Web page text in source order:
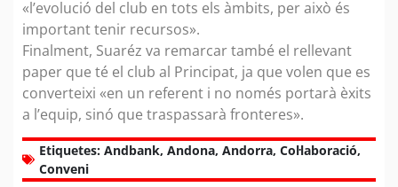
«l’evolució del club en tots els àmbits, per això és
important tenir recursos».
Finalment, Suaréz va remarcar també el rellevant
paper que té el club al Principat, ja que volen que es
converteixi «en un referent i no només portarà èxits
a l’equip, sinó que traspassarà fronteres».
Etiquetes: Andbank, Andona, Andorra, Col·laboració,
Conveni